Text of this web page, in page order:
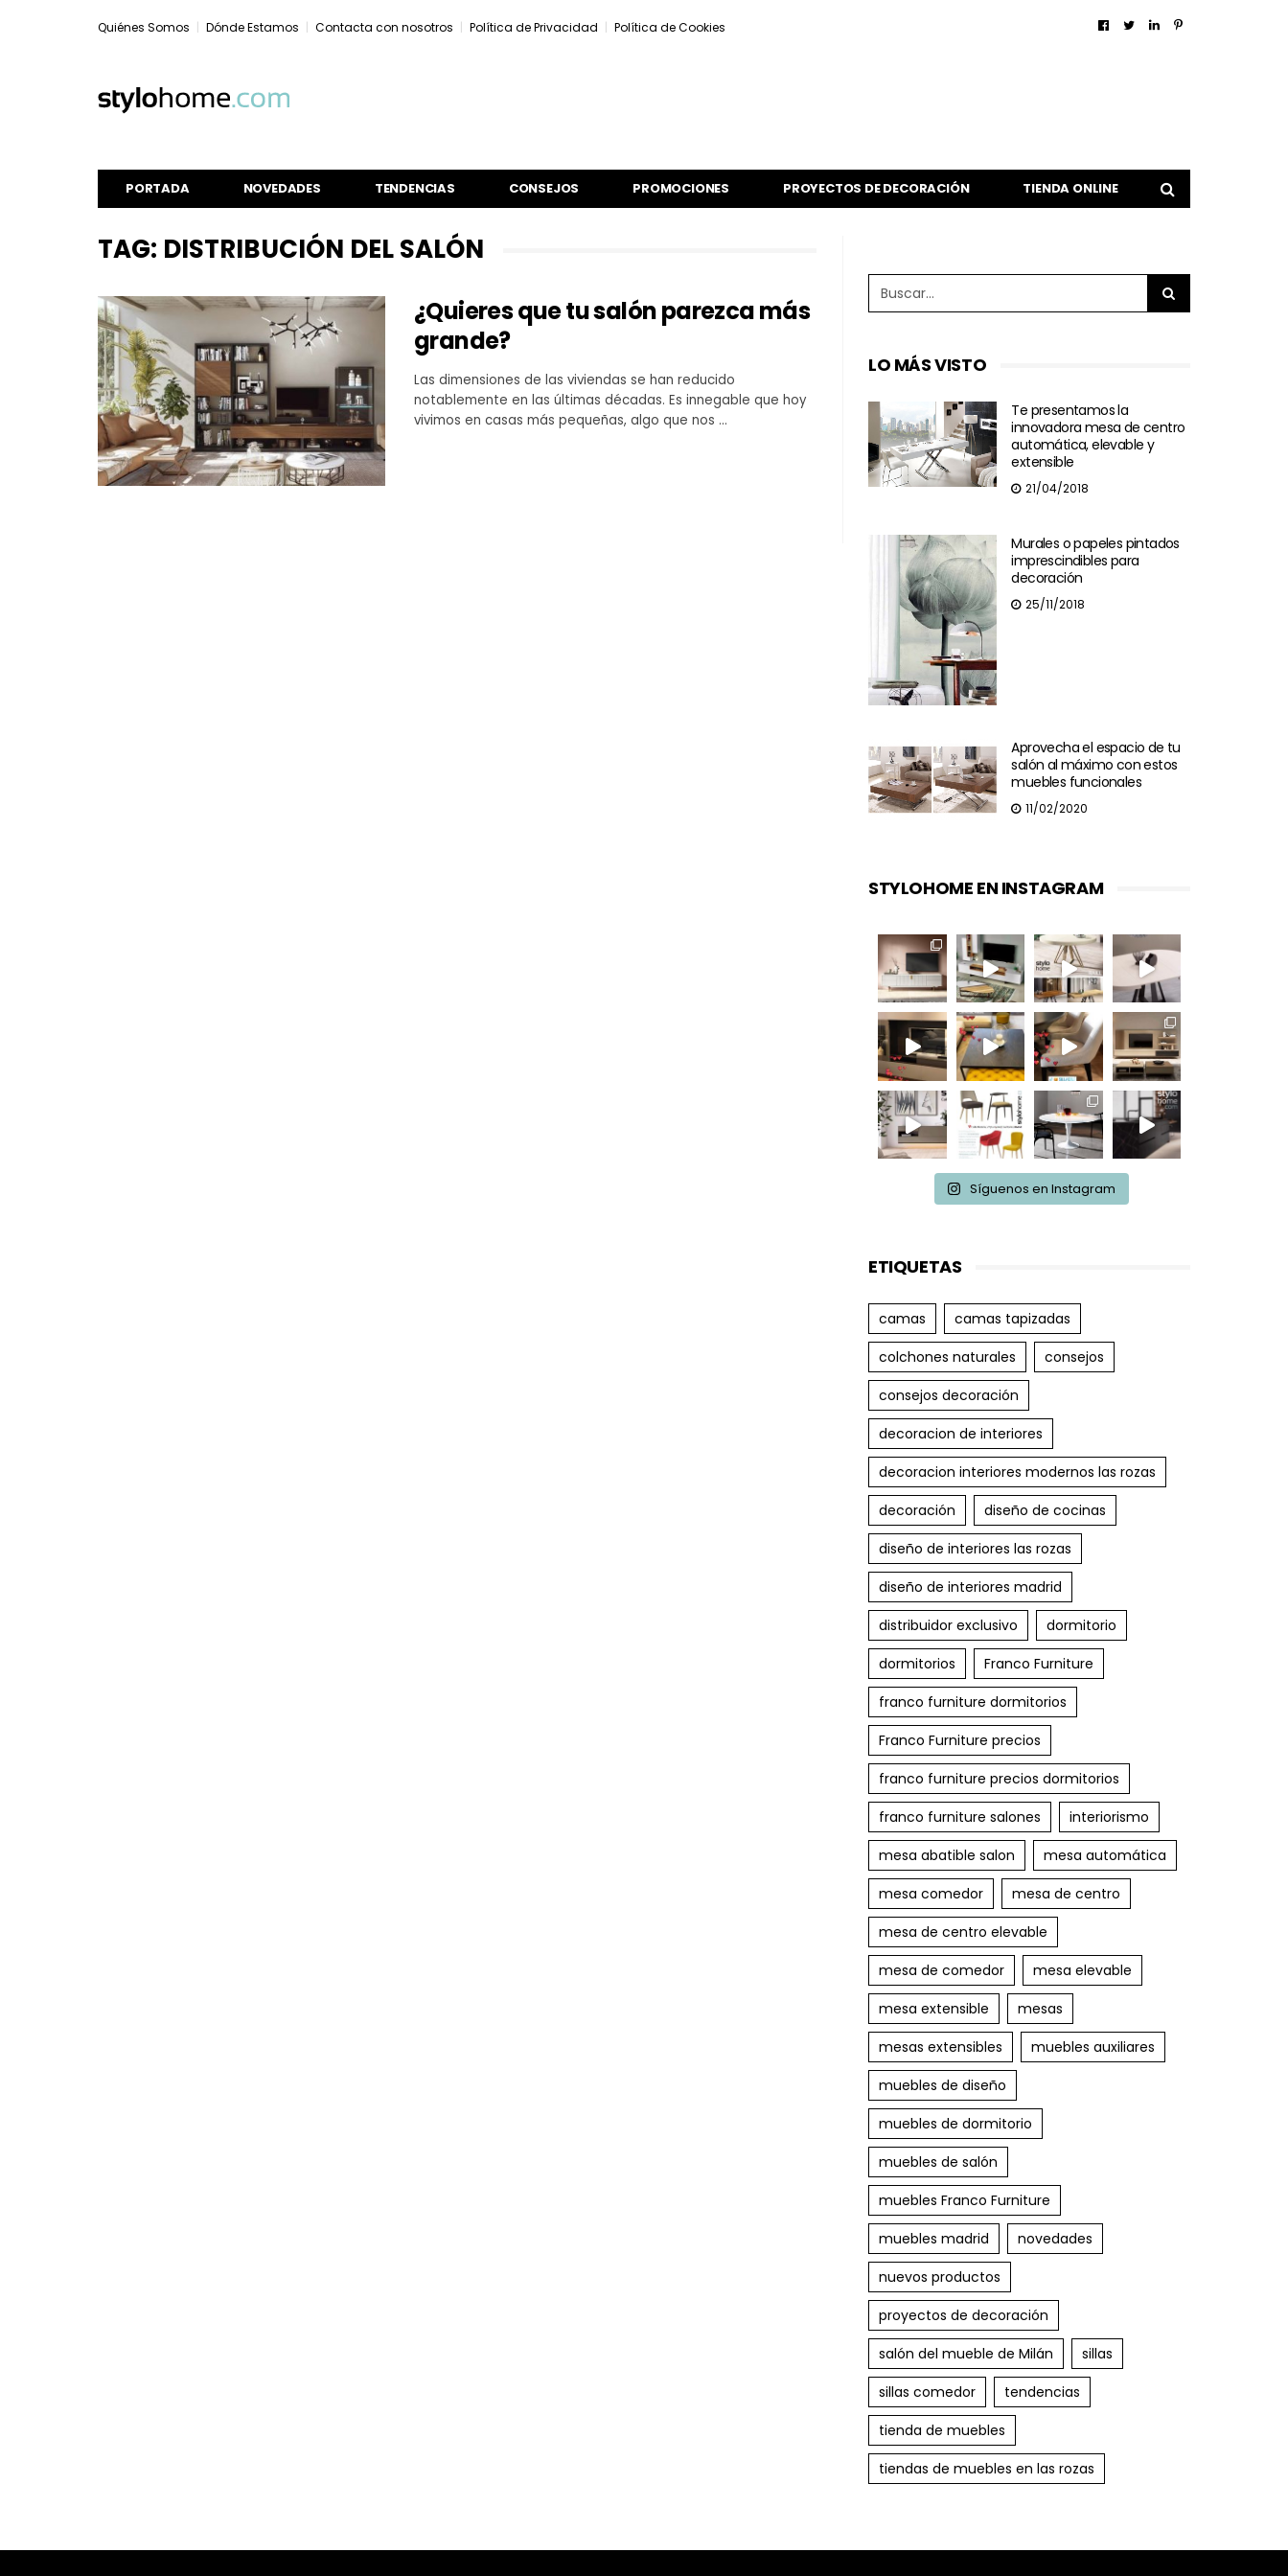
Quiénes Somos Dónde Estamos Contacta con nosotros Política de Privacidad Política de Cookies
PORTADA NOVEDADES TENDENCIAS CONSEJOS PROMOCIONES PROYECTOS DE DECORACIÓN TIENDA ONLINE
TAG: DISTRIBUCIÓN DEL SALÓN
¿Quieres que tu salón parezca más
grande?
Las dimensiones de las viviendas se han reducido
notablemente en las últimas décadas. Es innegable que hoy
vivimos en casas más pequeñas, algo que nos …
LO MÁS VISTO
Te presentamos la
innovadora mesa de centro
automática, elevable y
extensible
21/04/2018
Murales o papeles pintados
imprescindibles para
decoración
25/11/2018
Aprovecha el espacio de tu
salón al máximo con estos
muebles funcionales
11/02/2020
STYLOHOME EN INSTAGRAM
Síguenos en Instagram
ETIQUETAS
camas
camas tapizadas
colchones naturales
consejos
consejos decoración
decoracion de interiores
decoracion interiores modernos las rozas
decoración
diseño de cocinas
diseño de interiores las rozas
diseño de interiores madrid
distribuidor exclusivo
dormitorio
dormitorios
Franco Furniture
franco furniture dormitorios
Franco Furniture precios
franco furniture precios dormitorios
franco furniture salones
interiorismo
mesa abatible salon
mesa automática
mesa comedor
mesa de centro
mesa de centro elevable
mesa de comedor
mesa elevable
mesa extensible
mesas
mesas extensibles
muebles auxiliares
muebles de diseño
muebles de dormitorio
muebles de salón
muebles Franco Furniture
muebles madrid
novedades
nuevos productos
proyectos de decoración
salón del mueble de Milán
sillas
sillas comedor
tendencias
tienda de muebles
tiendas de muebles en las rozas